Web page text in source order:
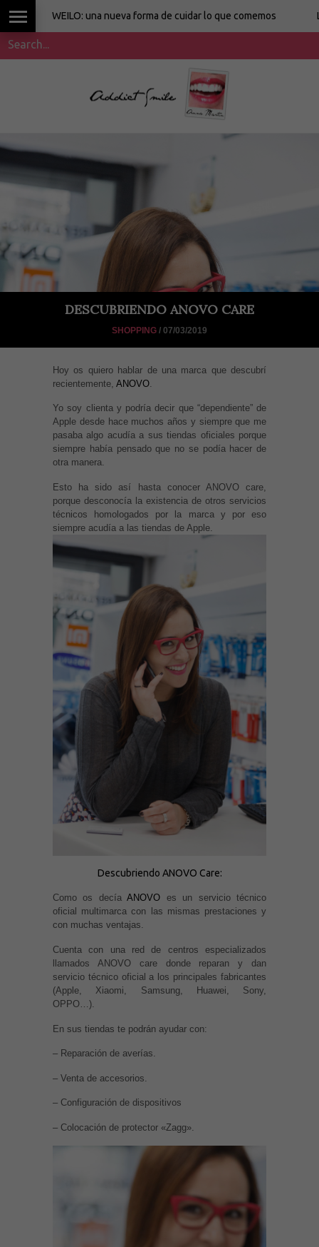
WEILO: una nueva forma de cuidar lo que comemos La
DESCUBRIENDO ANOVO CARE
SHOPPING / 07/03/2019
Hoy os quiero hablar de una marca que descubrí
recientemente, ANOVO
Yo soy clienta y podría decir que “dependiente” de
Apple desde hace muchos años y siempre que me
pasaba algo acudía a sus tiendas oficiales porque
siempre había pensado que no se podía hacer de
otra manera.
Esto ha sido así hasta conocer ANOVO care,
porque desconocía la existencia de otros servicios
técnicos homologados por la marca y por eso
siempre acudía a las tiendas de Apple.
Descubriendo ANOVO Care:
Como os decíaANOVO es un servicio técnico
oficial multimarca con las mismas prestaciones y
con muchas ventajas.
Cuenta con una red de centros especializados
llamados ANOVO care donde reparan y dan
servicio técnico oficial a los principales fabricantes
(Apple, Xiaomi, Samsung, Huawei, Sony,
OPPO…).
En sus tiendas te podrán ayudar con:
– Reparación de averías.
– Venta de accesorios.
– Configuración de dispositivos
– Colocación de protector «Zagg».